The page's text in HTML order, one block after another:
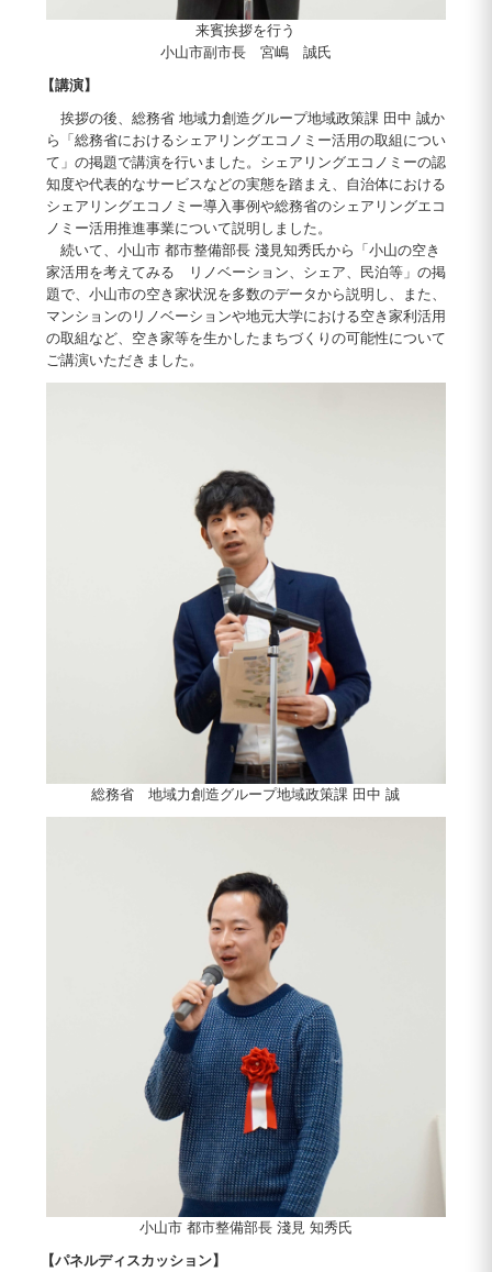
来賓挨拶を行う
小山市副市長 宮嶋 誠氏
【講演】
挨拶の後、総務省 地域力創造グループ地域政策課 田中 誠か
ら「総務省におけるシェアリングエコノミー活用の取組につい
て」の掲題で講演を行いました。シェアリングエコノミーの認
知度や代表的なサービスなどの実態を踏まえ、自治体における
シェアリングエコノミー導入事例や総務省のシェアリングエコ
ノミー活用推進事業について説明しました。
続いて、小山市 都市整備部長 淺見知秀氏から「小山の空き
家活用を考えてみる リノベーション、シェア、民泊等」の掲
題で、小山市の空き家状況を多数のデータから説明し、また、
マンションのリノベーションや地元大学における空き家利活用
の取組など、空き家等を生かしたまちづくりの可能性について
ご講演いただきました。
総務省 地域力創造グループ地域政策課 田中 誠
小山市 都市整備部長 淺見 知秀氏
【パネルディスカッション】